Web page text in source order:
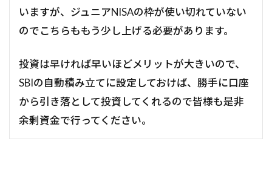
いますが、ジュニアNISAの枠が使い切れていない
のでこちらももう少し上げる必要があります。
投資は早ければ早いほどメリットが大きいので、
SBIの自動積み立てに設定しておけば、勝手に口座
から引き落として投資してくれるので皆様も是非
余剰資金で行ってください。